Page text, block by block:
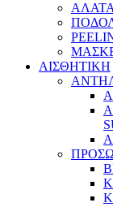
ΑΛΑΤΑ
ΑΙΣΘΗΤΙΚΗ